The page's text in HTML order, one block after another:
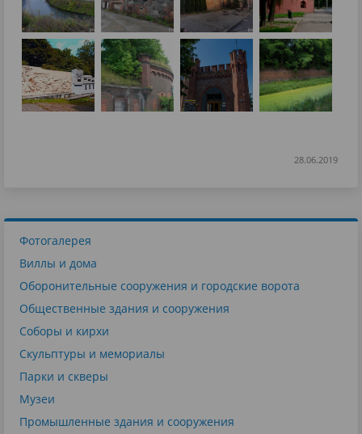
28.06.2019
Фотогалерея
Виллы и дома
Оборонительные сооружения и городские ворота
Общественные здания и сооружения
Соборы и кирхи
Скульптуры и мемориалы
Парки и скверы
Музеи
Промышленные здания и сооружения